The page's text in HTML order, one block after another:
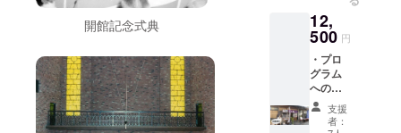
開館記念式典
ml ご
提供の
メール
アドレ
スに
URLと
パス
ワード
み時期
によっ
ては発
注・製
作の都
合上、
お
届けが
は、
「記載
不要」
とご記
入にく
ださ
い。 ・
コン
12,
500 円
・プロ
グラム
へのご
芳名掲
載 記
支援
者：